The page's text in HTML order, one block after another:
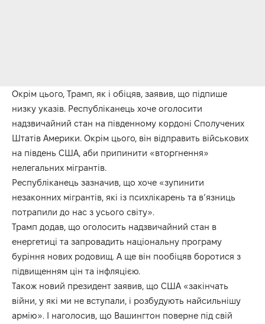
Окрім цього, Трамп, як і обіцяв, заявив, що підпише
низку указів. Республіканець хоче оголосити
надзвичайний стан на південному кордоні Сполучених
Штатів Америки. Окрім цього, він відправить військових
на південь США, аби припинити «вторгнення»
нелегальних мігрантів.
Республіканець зазначив, що хоче «зупинити
незаконних мігрантів, які із психлікарень та в’язниць
потрапили до нас з усього світу».
Трамп додав, що оголосить надзвичайний стан в
енергетиці та запровадить національну програму
буріння нових родовищ. А ще він пообіцяв боротися з
підвищенням цін та інфляцією.
Також новий президент заявив, що США «закінчать
війни, у які ми не вступали, і розбудують найсильнішу
армію». І наголосив, що Вашингтон поверне під свій